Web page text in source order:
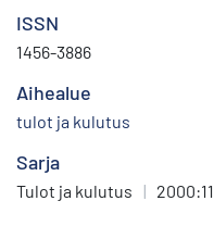
ISSN
1456-3886
Aihealue
tulot ja kulutus
Sarja
Tulot ja kulutus | 2000:11